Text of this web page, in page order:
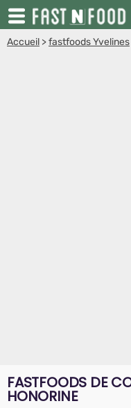
Accueil >fastfoods Yvelines
FASTFOODS DE
HONORINE